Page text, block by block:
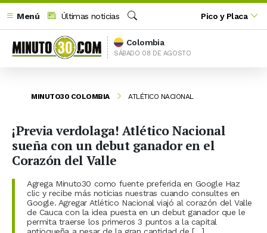
Menú
Últimas noticias
Buscar
Pico y Placa
Colombia
SÁBADO 08 DE AGOSTO
MINUTO30 COLOMBIA ATLÉTICO NACIONAL
¡Previa verdolaga! Atlético Nacional
sueña con un debut ganador en el
Corazón del Valle
Agrega Minuto30 como fuente preferida en Google Haz
clic y recibe más noticias nuestras cuando consultes en
Google. Agregar Atlético Nacional viajó al corazón del Valle
de Cauca con la idea puesta en un debut ganador que le
permita traerse los primeros 3 puntos a la capital